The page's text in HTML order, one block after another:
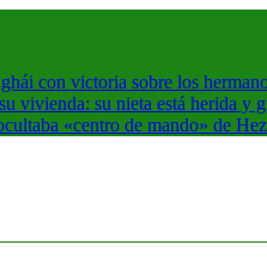
con victoria sobre los
vivienda: su nieta está herida y
«centro de mando» de